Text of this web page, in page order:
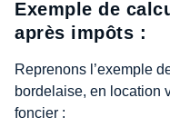
Exemple de
après impôts :
Reprenons l’exemple
bordelaise, en location
foncier :